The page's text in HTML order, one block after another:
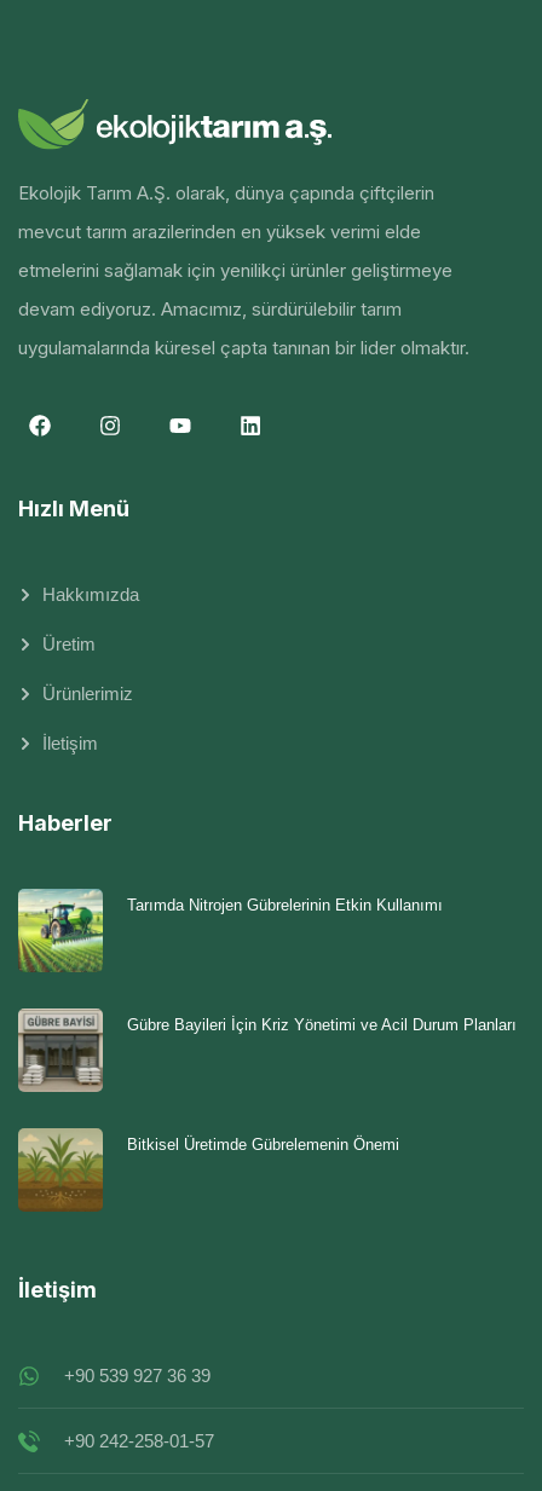
Ekolojik Tarım A.Ş. olarak, dünya çapında çiftçilerin
mevcut tarım arazilerinden en yüksek verimi elde
etmelerini sağlamak için yenilikçi ürünler geliştirmeye
devam ediyoruz. Amacımız, sürdürülebilir tarım
uygulamalarında küresel çapta tanınan bir lider olmaktır.
Hızlı Menü
Hakkımızda
Üretim
Ürünlerimiz
İletişim
Haberler
Tarımda Nitrojen Gübrelerinin Etkin Kullanımı
Gübre Bayileri İçin Kriz Yönetimi ve Acil Durum Planları
Bitkisel Üretimde Gübrelemenin Önemi
İletişim
+90 539 927 36 39
+90 242-258-01-57